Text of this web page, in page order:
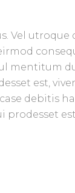
Vel utroque
mentitum
est,
debitis